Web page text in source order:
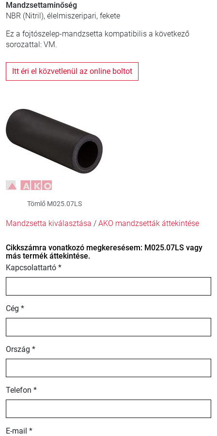
Mandzsettaminőség
NBR (Nitril), élelmiszeripari, fekete
Ez a fojtószelep-mandzsetta kompatibilis a következő
sorozattal: VM.
Itt éri el közvetlenül az online boltot
Tömlő M025.07LS
Mandzsetta kiválasztása / AKO mandzsetták áttekintése
Cikkszámra vonatkozó megkeresésem: M025.07LS vagy
más termék áttekintése.
Kapcsolattartó *
Cég *
Ország *
Telefon *
E-mail *